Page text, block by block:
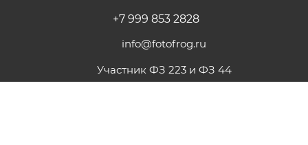
+7 999 853 2828
info@fotofrog.ru
Участник ФЗ 223 и ФЗ 44